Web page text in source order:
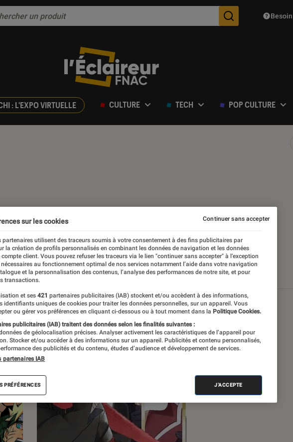
Des
Besoin
: L'EXPO VIRTUELLE CULTURE TECH POP CULTURE
Tests
sur les cookies
partenaires utilisent des traceurs soumis à votre consentement à des fins publicitaires par
la création de profils personnalisés en combinant les données de navigation et les données
compte client. Vous pouvez refuser les traceurs via le lien "continuer sans accepter" à l’exception
au fonctionnement optimal de nos services notamment l’aide dans votre navigation
et la personnalisation des contenus, l’analyse des performances de notre site, et pour
transactions.
et ses 421 partenaires publicitaires (IAB) stockent et/ou accèdent à des informations,
identifiants uniques de cookies pour traiter les données personnelles, sur un appareil. Vous
ou gérer vos préférences en cliquant ci-dessous ou à tout moment dans la Politique Cookies.
publicitaires (IAB) traitent des données selon les finalités suivantes :
de géolocalisation précises. Analyser activement les caractéristiques de l’appareil pour
Stocker et/ou accéder à des informations sur un appareil. Publicités et contenu personnalisés,
des publicités et du contenu, études d’audience et développement de services.
partenaires IAB
PRÉFÉRENCES J'ACCEPTE
Continuer sans accepter